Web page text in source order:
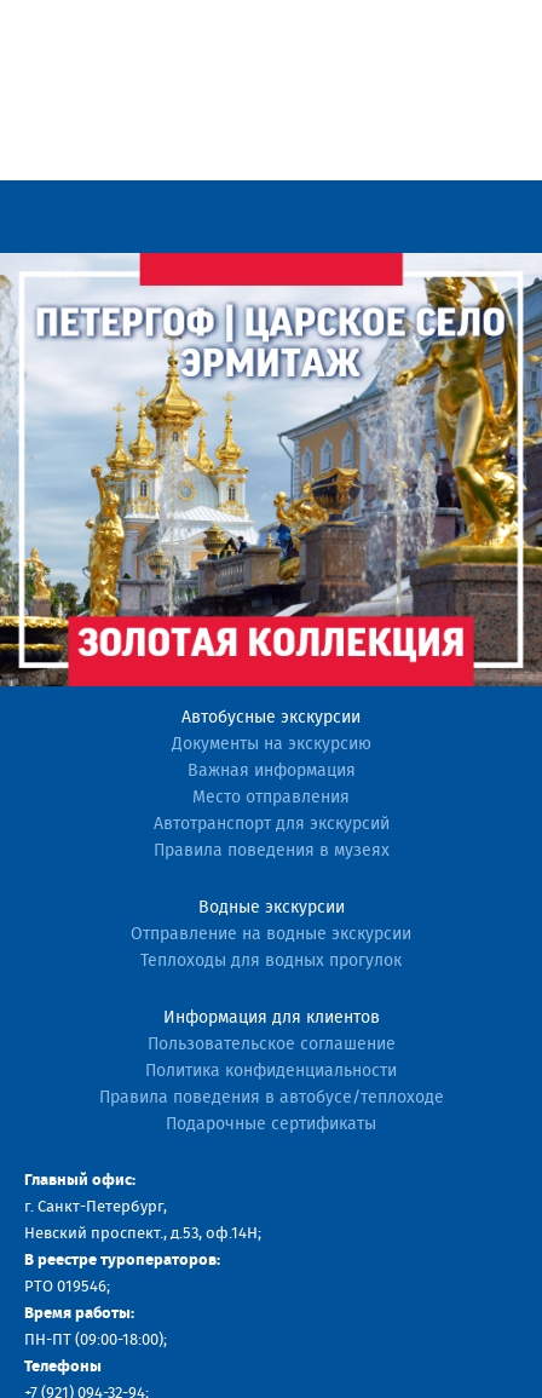
Автобусные экскурсии
Документы на экскурсию
Важная информация
Место отправления
Автотранспорт для экскурсий
Правила поведения в музеях
Водные экскурсии
Отправление на водные экскурсии
Теплоходы для водных прогулок
Информация для клиентов
Пользовательское соглашение
Политика конфиденциальности
Правила поведения в автобусе/теплоходе
Подарочные сертификаты
Главный офис:
г. Санкт-Петербург,
Невский проспект., д.53, оф.14H;
В реестре туроператоров:
РТО 019546;
Время работы:
ПН-ПТ (09:00-18:00);
Телефоны
+7 (921) 094-32-94;